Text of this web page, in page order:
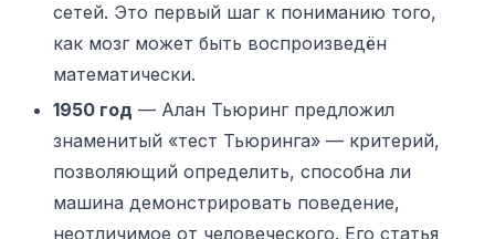
сетей. Это первый шаг к пониманию того,
как мозг может быть воспроизведён
математически.
1950 год — Алан Тьюринг предложил
знаменитый «тест Тьюринга» — критерий,
позволяющий определить, способна ли
машина демонстрировать поведение,
неотличимое от человеческого. Его статья